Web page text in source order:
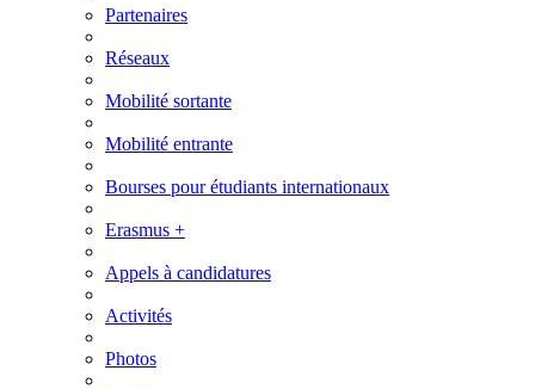
Partenaires
Réseaux
Mobilité sortante
Mobilité entrante
Bourses pour étudiants internationaux
Erasmus +
Appels à candidatures
Activités
Photos